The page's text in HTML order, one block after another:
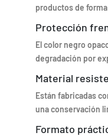
productos de
Protección
El color negro
degradación por
Material
Están fabricadas
una conservación
Formato